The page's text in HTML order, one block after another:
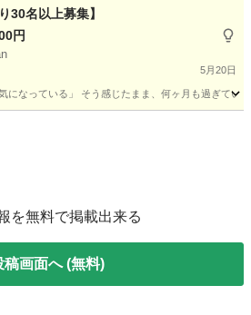
30名以上募集】
円
5月20日
になっている」 そう感じたまま、何ヶ月も過ぎて
を無料で掲載出来る
稿画面へ (無料)